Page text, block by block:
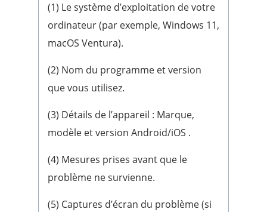
(1) Le système d’exploitation de votre
ordinateur (par exemple, Windows 11,
macOS Ventura).
(2) Nom du programme et version
que vous utilisez.
(3) Détails de l’appareil : Marque,
modèle et version Android/iOS .
(4) Mesures prises avant que le
problème ne survienne.
(5) Captures d’écran du problème (si